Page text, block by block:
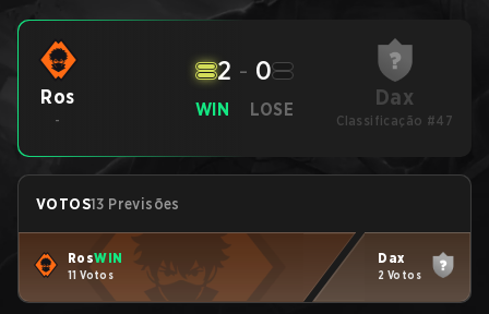
Ros
-
WIN
2 - 0
LOSE Dax
Classificação #47
VOTOS13 Previsões
RosWIN
11 Votos
Dax
2 Votos